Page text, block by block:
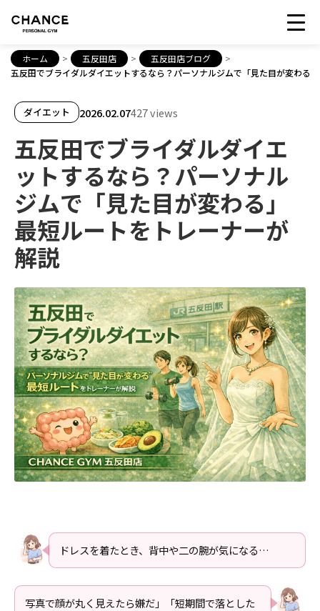
ホーム > 五反田店 > 五反田店ブログ
>
五反田でブライダルダイエットするなら？パーソナルジムで「見た目が変わる
ダイエット 2026.02.07427 views
五反田でブライダルダイエ
ットするなら？パーソナル
ジムで「見た目が変わる」
最短ルートをトレーナーが
解説
ドレスを着たとき、背中や二の腕が気になる…
写真で顔が丸く見えたら嫌だ」「短期間で落とした